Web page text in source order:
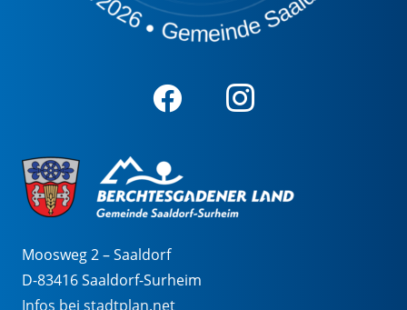
Moosweg 2 – Saaldorf
D-83416 Saaldorf-Surheim
Infos bei stadtplan.net